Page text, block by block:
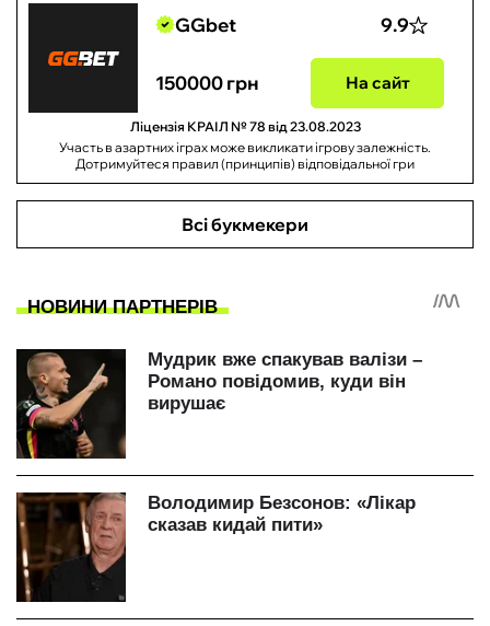
GGbet 9.9
150000 грн На сайт
Ліцензія КРАІЛ № 78 від 23.08.2023
Участь в азартних іграх може викликати ігрову залежність.
Дотримуйтеся правил (принципів) відповідальної гри
Всі букмекери